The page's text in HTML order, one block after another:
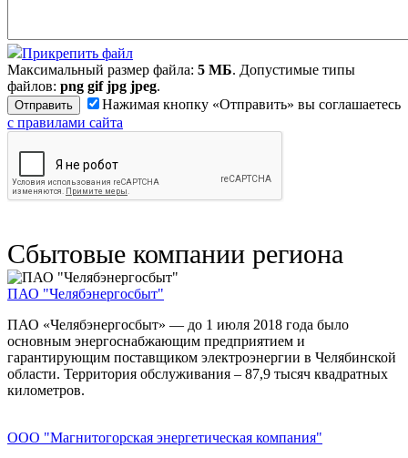
Прикрепить файл
Максимальный размер файла: 5 МБ. Допустимые типы
файлов: png gif jpg jpeg.
Нажимая кнопку «Отправить» вы соглашаетесь
с правилами сайта
Сбытовые компании региона
ПАО "Челябэнергосбыт"
ПАО «Челябэнергосбыт» — до 1 июля 2018 года было
основным энергоснабжающим предприятием и
гарантирующим поставщиком электроэнергии в Челябинской
области. Территория обслуживания – 87,9 тысяч квадратных
километров.
ООО "Магнитогорская энергетическая компания"